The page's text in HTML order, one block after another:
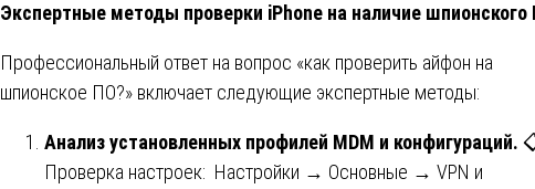
Экспертные методы проверки iPhone на наличие шпионского
Профессиональный ответ на вопрос «как проверить айфон на
шпионское ПО?» включает следующие экспертные методы:
Анализ установленных профилей MDM и конфигураций.
Проверка настроек: Настройки → Основные → VPN и